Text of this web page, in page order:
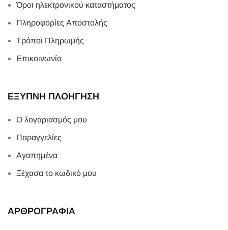
Όροι ηλεκτρονικού καταστήματος
Πληροφορίες Αποστολής
Τρόποι Πληρωμής
Επικοινωνία
ΕΞΥΠΝΗ ΠΛΟΗΓΗΣΗ
Ο λογαριασμός μου
Παραγγελίες
Αγαπημένα
Ξέχασα το κωδικό μου
ΑΡΘΡΟΓΡΑΦΙΑ